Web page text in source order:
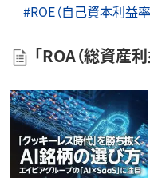
#ROE（自己資本利益率
「ROA（総資産